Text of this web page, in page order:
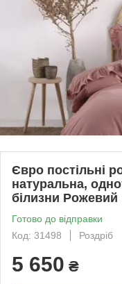
Євро постільні
натуральна,
білизни Рожевий
Готово до відправки
Код: 31498
Роздріб
5 650 ₴